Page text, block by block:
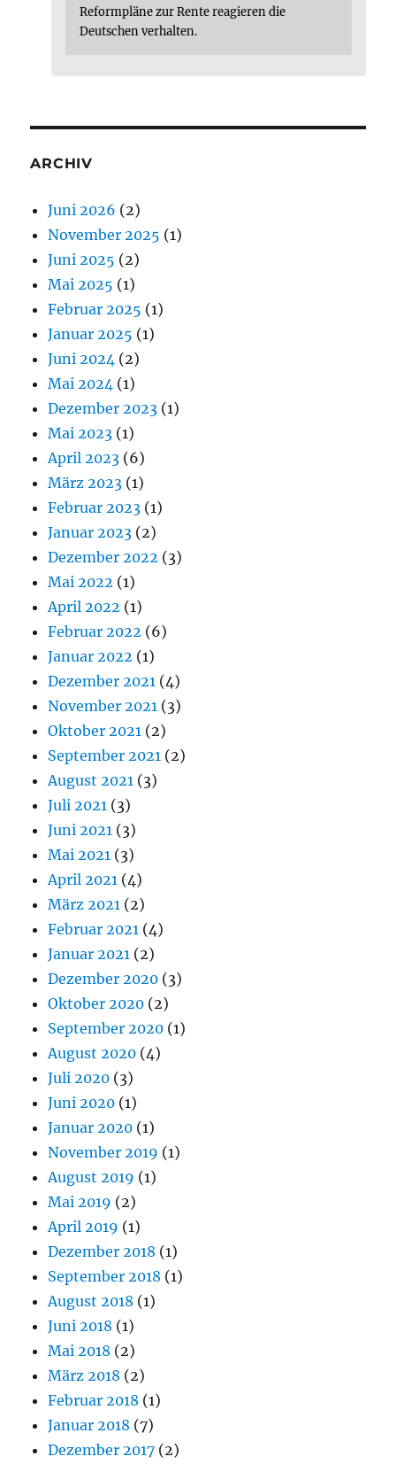
Reformpläne zur Rente reagieren die
Deutschen verhalten.
ARCHIV
Juni 2026 (2)
November 2025 (1)
Juni 2025 (2)
Mai 2025 (1)
Februar 2025 (1)
Januar 2025 (1)
Juni 2024 (2)
Mai 2024 (1)
Dezember 2023 (1)
Mai 2023 (1)
April 2023 (6)
März 2023 (1)
Februar 2023 (1)
Januar 2023 (2)
Dezember 2022 (3)
Mai 2022 (1)
April 2022 (1)
Februar 2022 (6)
Januar 2022 (1)
Dezember 2021 (4)
November 2021 (3)
Oktober 2021 (2)
September 2021 (2)
August 2021 (3)
Juli 2021 (3)
Juni 2021 (3)
Mai 2021 (3)
April 2021 (4)
März 2021 (2)
Februar 2021 (4)
Januar 2021 (2)
Dezember 2020 (3)
Oktober 2020 (2)
September 2020 (1)
August 2020 (4)
Juli 2020 (3)
Juni 2020 (1)
Januar 2020 (1)
November 2019 (1)
August 2019 (1)
Mai 2019 (2)
April 2019 (1)
Dezember 2018 (1)
September 2018 (1)
August 2018 (1)
Juni 2018 (1)
Mai 2018 (2)
März 2018 (2)
Februar 2018 (1)
Januar 2018 (7)
Dezember 2017 (2)